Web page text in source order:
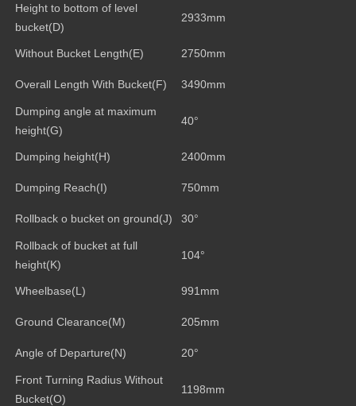
Height to bottom of level
bucket(D)
2933mm
Without Bucket Length(E) 2750mm
Overall Length With Bucket(F) 3490mm
Dumping angle at maximum
height(G)
40°
Dumping height(H) 2400mm
Dumping Reach(I) 750mm
Rollback o bucket on ground(J) 30°
Rollback of bucket at full
height(K)
104°
Wheelbase(L) 991mm
Ground Clearance(M) 205mm
Angle of Departure(N) 20°
Front Turning Radius Without
Bucket(O)
1198mm